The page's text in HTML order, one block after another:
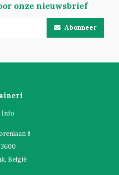
onze nieuwsbrief
Abonneer
Info
8
3600
België